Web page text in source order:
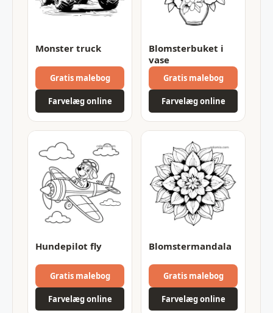
Monster truck
Gratis malebog
Farvelæg online
Blomsterbuket i
vase
Gratis malebog
Farvelæg online
Hundepilot fly
Gratis malebog
Farvelæg online
Blomstermandala
Gratis malebog
Farvelæg online